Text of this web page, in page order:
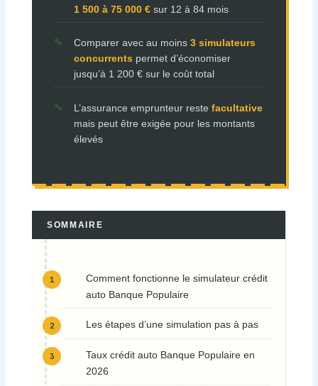
1 500 à 75 000 €sur 12 à 84 mois
Comparer avec au moins 3 simulateurs
concurrents permet d’économiser
jusqu’à 1 200 € sur le coût total
L’assurance emprunteur reste facultative
mais peut être exigée pour les montants
élevés
SOMMAIRE
Comment fonctionne le simulateur crédit
auto Banque Populaire
Les étapes d’une simulation pas à pas
Taux crédit auto Banque Populaire en
2026